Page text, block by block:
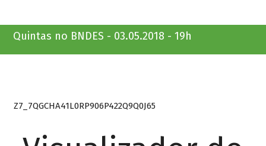
Quintas no BNDES - 03.05.2018 - 19h
Z7_7QGCHA41L0RP906P422Q9Q0J65